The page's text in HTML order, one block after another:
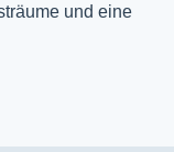
und eine